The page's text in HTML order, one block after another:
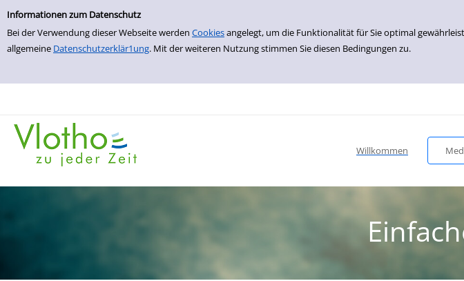
Einfache Suche
Informationen zum Datenschutz
Bei der Verwendung dieser Webseite werden Cookiesangelegt, um die Funktionalität für Sie optimal
allgemeine Datenschutzerklär1ung. Mit der weiteren Nutzung stimmen Sie diesen Bedingungen zu.
zur Navigation springen
zum Inhalt springen
Zur Detailanzeige springen
Willkommen